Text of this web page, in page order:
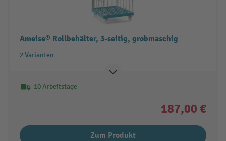
Ameise® Rollbehälter, 3-seitig, grobmaschig
2 Varianten
10 Arbeitstage
187,00 €
Zum Produkt